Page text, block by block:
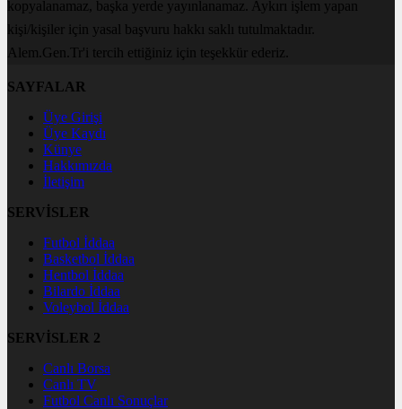
kopyalanamaz, başka yerde yayınlanamaz. Aykırı işlem yapan
kişi/kişiler için yasal başvuru hakkı saklı tutulmaktadır.
Alem.Gen.Tr'i tercih ettiğiniz için teşekkür ederiz.
SAYFALAR
Üye Girişi
Üye Kaydı
Künye
Hakkımızda
İletişim
SERVİSLER
Futbol İddaa
Basketbol İddaa
Hentbol İddaa
Bilardo İddaa
Voleybol İddaa
SERVİSLER 2
Canlı Borsa
Canlı TV
Futbol Canlı Sonuçlar